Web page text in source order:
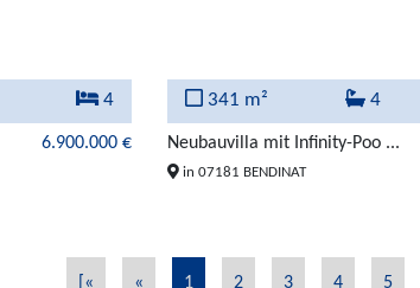
4
6.900.000 €
341 m² 4
Neubauvilla mit Infinity-Poo ...
in 07181 BENDINAT
[« « 1 2 3 4 5